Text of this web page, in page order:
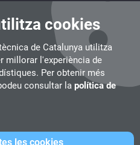
cookies
de Catalunya utilitza
millorar l'experiència de
Per obtenir més
consultar la política de
les cookies
Desenvolupament de
projectes